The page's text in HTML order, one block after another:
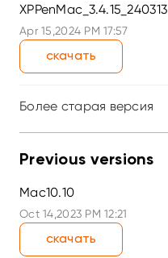
XPPenMac_3.4.15_240313
Apr 15,2024 PM 17:57
скачать
Более старая версия
Previous versions
Mac10.10
Oct 14,2023 PM 12:21
скачать